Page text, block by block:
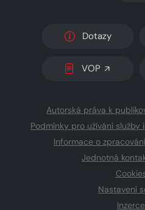
Dotazy
VOP
Autorská práva k
Podmínky pro užívání
Informace o
Jednotná
Nastavení
Inzerce